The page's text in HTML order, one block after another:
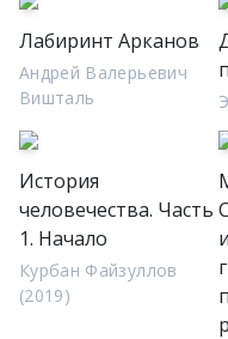
Лабиринт Арканов
Андрей Валерьевич
Вишталь
История
человечества. Часть
1. Начало
Курбан Файзуллов
(2019)